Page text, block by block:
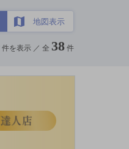
地図表示
件を表示 ／ 全 38 件